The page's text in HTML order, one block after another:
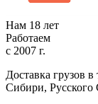
Нам 18 лет
Работаем
с 2007 г.
Доставка грузов
Сибири, Русского